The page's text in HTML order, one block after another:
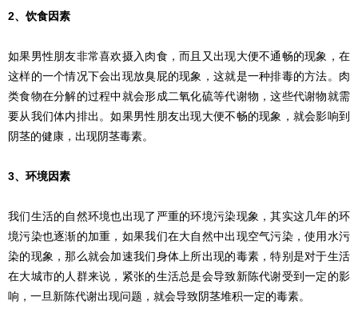
2、饮食因素
如果男性朋友非常喜欢摄入肉食，而且又出现大便不通畅的现象，在
这样的一个情况下会出现放臭屁的现象，这就是一种排毒的方法。肉
类食物在分解的过程中就会形成二氧化硫等代谢物，这些代谢物就需
要从我们体内排出。如果男性朋友出现大便不畅的现象，就会影响到
阴茎的健康，出现阴茎毒素。
3、环境因素
我们生活的自然环境也出现了严重的环境污染现象，其实这几年的环
境污染也逐渐的加重，如果我们在大自然中出现空气污染，使用水污
染的现象，那么就会加速我们身体上所出现的毒素，特别是对于生活
在大城市的人群来说，紧张的生活总是会导致新陈代谢受到一定的影
响，一旦新陈代谢出现问题，就会导致阴茎堆积一定的毒素。